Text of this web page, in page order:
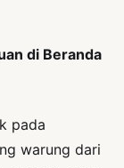
di Beranda
pada
warung dari